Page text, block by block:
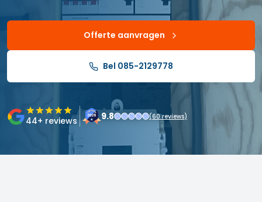
Offerte aanvragen
Bel 085-2129778
44+ reviews 9.8 (60reviews)